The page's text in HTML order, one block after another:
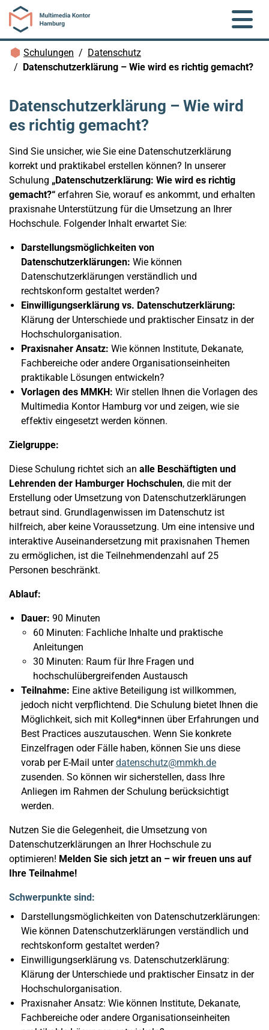
Zum Hauptinhalt springen
Brotkrümelnavigation
Schulungen
Datenschutz
Datenschutzerklärung – Wie wird es richtig gemacht?
Datenschutzerklärung – Wie wird
es richtig gemacht?
Sind Sie unsicher, wie Sie eine Datenschutzerklärung
korrekt und praktikabel erstellen können? In unserer
Schulung „Datenschutzerklärung: Wie wird es richtig
gemacht?“ erfahren Sie, worauf es ankommt, und erhalten
praxisnahe Unterstützung für die Umsetzung an Ihrer
Hochschule. Folgender Inhalt erwartet Sie:
Darstellungsmöglichkeiten von
Datenschutzerklärungen: Wie können
Datenschutzerklärungen verständlich und
rechtskonform gestaltet werden?
Einwilligungserklärung vs. Datenschutzerklärung:
Klärung der Unterschiede und praktischer Einsatz in der
Hochschulorganisation.
Praxisnaher Ansatz: Wie können Institute, Dekanate,
Fachbereiche oder andere Organisationseinheiten
praktikable Lösungen entwickeln?
Vorlagen des MMKH: Wir stellen Ihnen die Vorlagen des
Multimedia Kontor Hamburg vor und zeigen, wie sie
effektiv eingesetzt werden können.
Zielgruppe:
Diese Schulung richtet sich an alle Beschäftigten und
Lehrenden der Hamburger Hochschulen, die mit der
Erstellung oder Umsetzung von Datenschutzerklärungen
betraut sind. Grundlagenwissen im Datenschutz ist
hilfreich, aber keine Voraussetzung. Um eine intensive und
interaktive Auseinandersetzung mit praxisnahen Themen
zu ermöglichen, ist die Teilnehmendenzahl auf 25
Personen beschränkt.
Ablauf:
Dauer: 90 Minuten
60 Minuten: Fachliche Inhalte und praktische
Anleitungen
30 Minuten: Raum für Ihre Fragen und
hochschulübergreifenden Austausch
Teilnahme: Eine aktive Beteiligung ist willkommen,
jedoch nicht verpflichtend. Die Schulung bietet Ihnen die
Möglichkeit, sich mit Kolleg*innen über Erfahrungen und
Best Practices auszutauschen. Wenn Sie konkrete
Einzelfragen oder Fälle haben, können Sie uns diese
vorab per E-Mail unterdatenschutz@mmkh.de
zusenden. So können wir sicherstellen, dass Ihre
Anliegen im Rahmen der Schulung berücksichtigt
werden.
Nutzen Sie die Gelegenheit, die Umsetzung von
Datenschutzerklärungen an Ihrer Hochschule zu
optimieren! Melden Sie sich jetzt an – wir freuen uns auf
Ihre Teilnahme!
Schwerpunkte sind:
Darstellungsmöglichkeiten von Datenschutzerklärungen:
Wie können Datenschutzerklärungen verständlich und
rechtskonform gestaltet werden?
Einwilligungserklärung vs. Datenschutzerklärung:
Klärung der Unterschiede und praktischer Einsatz in der
Hochschulorganisation.
Praxisnaher Ansatz: Wie können Institute, Dekanate,
Fachbereiche oder andere Organisationseinheiten